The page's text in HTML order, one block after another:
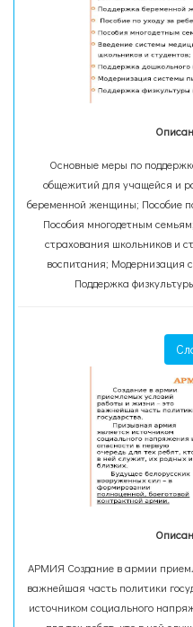
Основные меры по
общежитий для учащейся и
беременной женщины; Пособие
Пособия многодетным
страхования школьников и
воспитания; Модернизация
Поддержка
АРМИЯ Создание в армии
важнейшая часть политики
источником социального